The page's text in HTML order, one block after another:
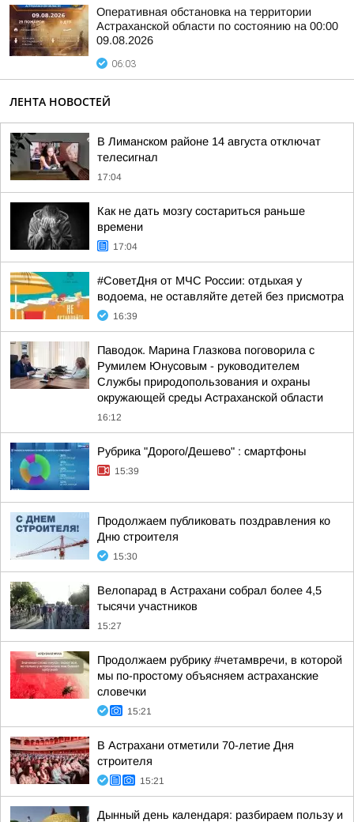
Оперативная обстановка на территории
Астраханской области по состоянию на 00:00
09.08.2026
06:03
ЛЕНТА НОВОСТЕЙ
В Лиманском районе 14 августа отключат
телесигнал
17:04
Как не дать мозгу состариться раньше
времени
17:04
#СоветДня от МЧС России: отдыхая у
водоема, не оставляйте детей без присмотра
16:39
Паводок. Марина Глазкова поговорила с
Румилем Юнусовым - руководителем
Службы природопользования и охраны
окружающей среды Астраханской области
16:12
Рубрика "Дорого/Дешево" : смартфоны
15:39
Продолжаем публиковать поздравления ко
Дню строителя
15:30
Велопарад в Астрахани собрал более 4,5
тысячи участников
15:27
Продолжаем рубрику #четамвречи, в которой
мы по-простому объясняем астраханские
словечки
15:21
В Астрахани отметили 70-летие Дня
строителя
15:21
Дынный день календаря: разбираем пользу и